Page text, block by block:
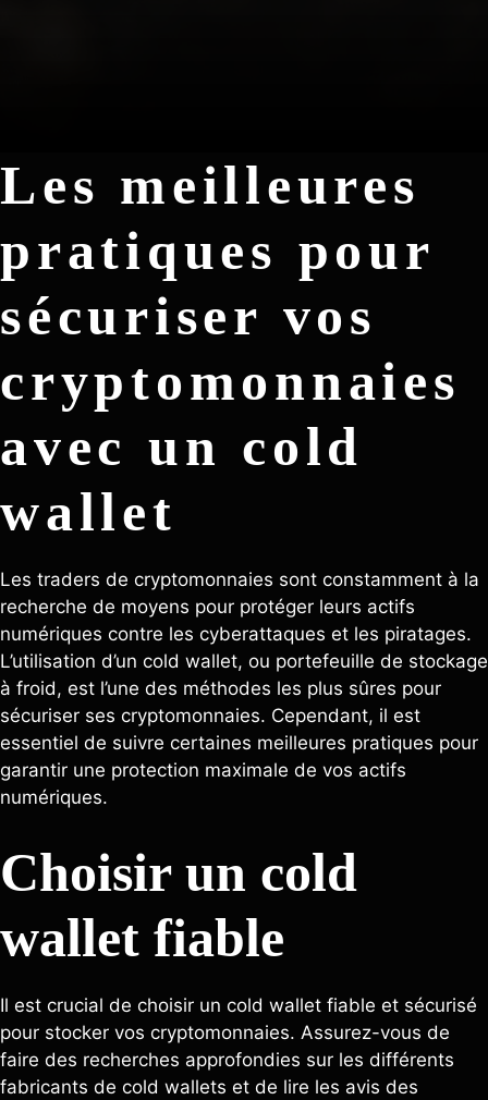
Les meilleures
pratiques pour
sécuriser vos
cryptomonnaies
avec un cold
wallet
Les traders de cryptomonnaies sont constamment à la
recherche de moyens pour protéger leurs actifs
numériques contre les cyberattaques et les piratages.
L’utilisation d’un cold wallet, ou portefeuille de stockage
à froid, est l’une des méthodes les plus sûres pour
sécuriser ses cryptomonnaies. Cependant, il est
essentiel de suivre certaines meilleures pratiques pour
garantir une protection maximale de vos actifs
numériques.
Choisir un cold
wallet fiable
Il est crucial de choisir un cold wallet fiable et sécurisé
pour stocker vos cryptomonnaies. Assurez-vous de
faire des recherches approfondies sur les différents
fabricants de cold wallets et de lire les avis des